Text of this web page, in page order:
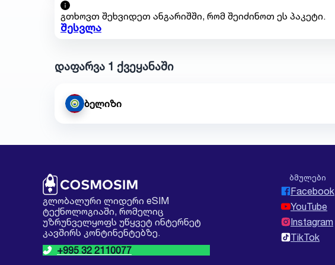
გთხოვთ შეხვიდეთ ანგარიშში, რომ შეიძინოთ ეს პაკეტი.
შესვლა
დაფარვა 1 ქვეყანაში
ბელიზი
გლობალური ლიდერი eSIM
ტექნოლოგიაში, რომელიც
უზრუნველყოფს უწყვეტ ინტერნეტ
კავშირს კონტინენტებზე.
+995 32 2110077
ბმულები
Facebook
YouTube
Instagram
TikTok